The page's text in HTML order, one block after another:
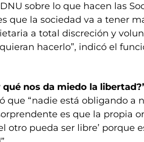
sobre lo que hacen las
que la sociedad va a tener
a total discreción y
hacerlo”, indicó el
nos da miedo la
que “nadie está obligando a
es que la propia
otro pueda ser libre’ porque